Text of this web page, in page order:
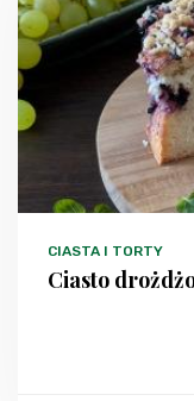
CIASTA I TORTY
Ciasto